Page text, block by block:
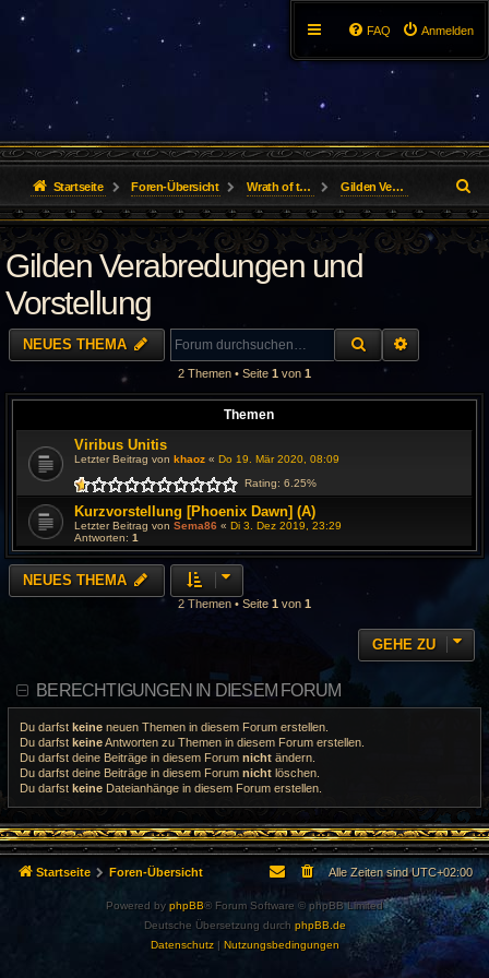
Anmelden
FAQ
Startseite Foren-Übersicht Wrath of the Lich King Gilden Verabredungen und Vorstellung
u
c
Gilden Verabredungen und
Vorstellung
NEUES THEMA SUCHE
2 Themen • Seite 1 von 1
Themen
Viribus Unitis
Letzter Beitrag von khaoz « Do 19. Mär 2020, 08:09
Rating: 6.25%
Kurzvorstellung [Phoenix Dawn] (A)
Letzter Beitrag von Sema86 « Di 3. Dez 2019, 23:29
Antworten: 1
NEUES THEMA
2 Themen • Seite 1 von 1
GEHE ZU
BERECHTIGUNGEN IN DIESEM FORUM
Du darfst keine neuen Themen in diesem Forum erstellen.
Du darfst keineAntworten zu Themen in diesem Forum erstellen.
Du darfst deine Beiträge in diesem Forum nicht ändern.
Du darfst deine Beiträge in diesem Forum nicht löschen.
Du darfst keine Dateianhänge in diesem Forum erstellen.
Startseite Foren-Übersicht Alle Zeiten sindUTC+02:00
Powered by phpBB® Forum Software © phpBB Limited
Deutsche Übersetzung durch phpBB.de
Datenschutz| Nutzungsbedingungen